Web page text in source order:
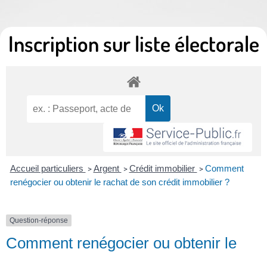
Inscription sur liste électorale
Accueil particuliers > Argent > Crédit immobilier > Comment
renégocier ou obtenir le rachat de son crédit immobilier ?
Question-réponse
Comment renégocier ou obtenir le